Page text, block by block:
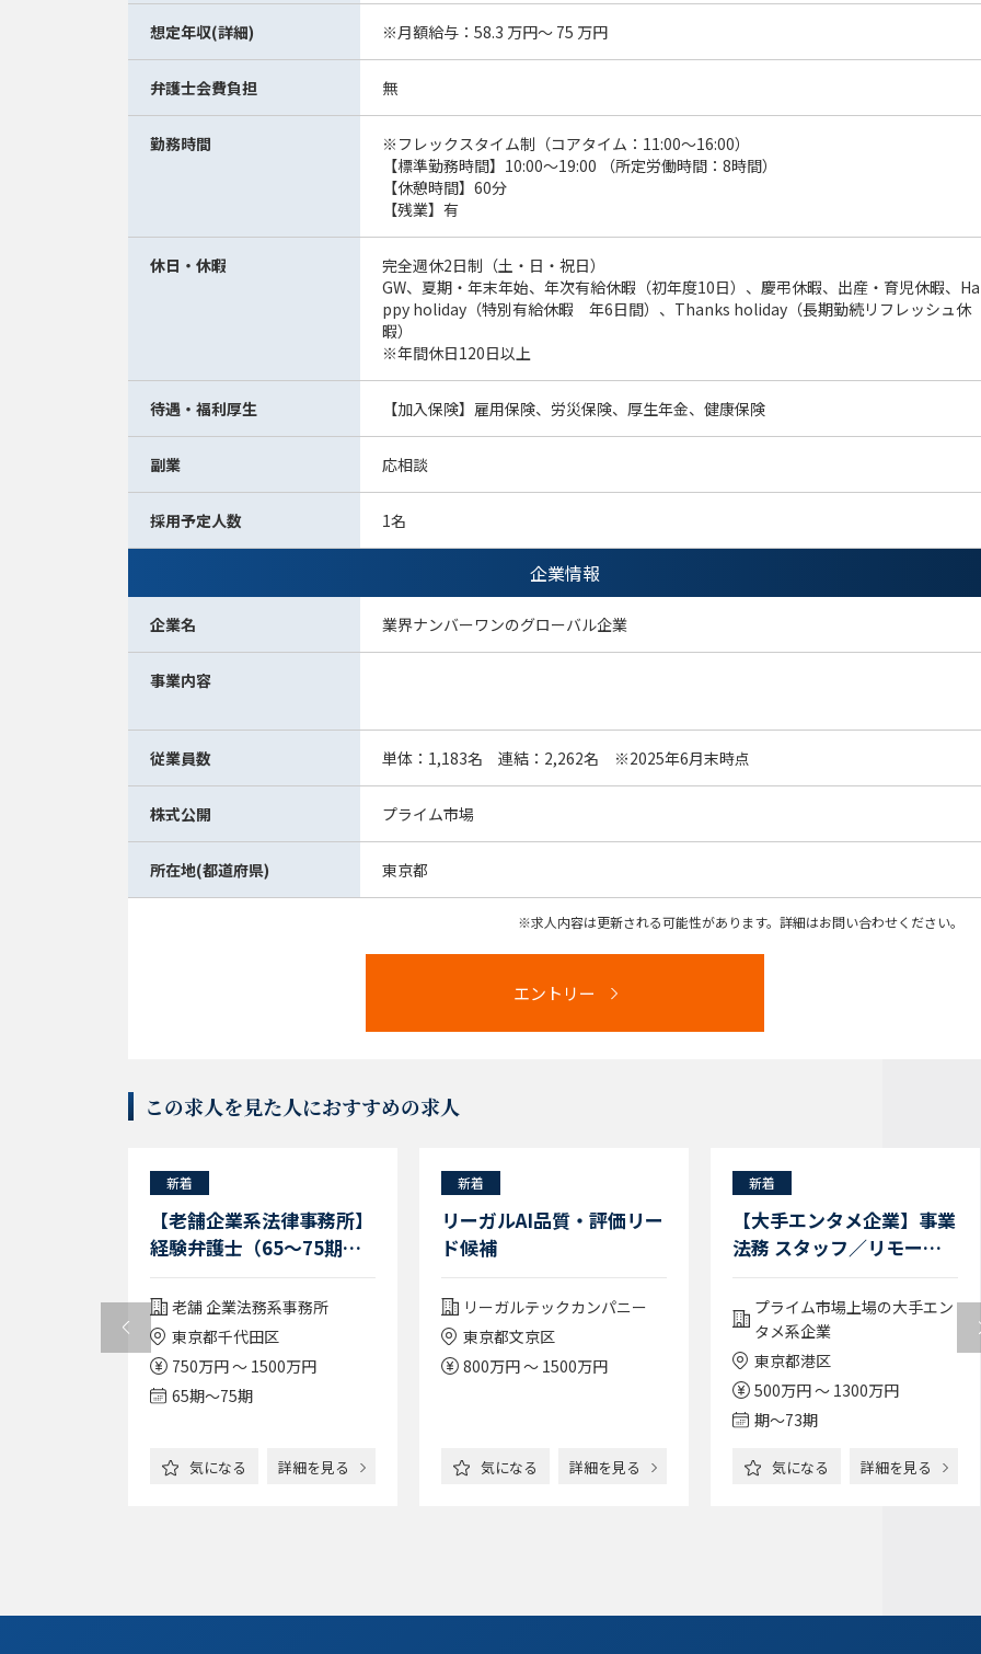
想定年収(詳細) ※月額給与：58.3 万円～ 75 万円
弁護士会費負担 無
勤務時間
※フレックスタイム制（コアタイム：11:00～16:00）
【標準勤務時間】10:00～19:00 （所定労働時間：8時間）
【休憩時間】60分
【残業】有
休日・休暇
完全週休2日制（土・日・祝日）
GW、夏期・年末年始、年次有給休暇（初年度10日）、慶弔休暇、出産・育児休暇、Ha
ppy holiday（特別有給休暇 年6日間）、Thanks holiday（長期勤続リフレッシュ休
暇）
※年間休日120日以上
待遇・福利厚生 【加入保険】雇用保険、労災保険、厚生年金、健康保険
副業 応相談
採用予定人数 1名
企業情報
企業名 業界ナンバーワンのグローバル企業
事業内容
従業員数 単体：1,183名 連結：2,262名 ※2025年6月末時点
株式公開 プライム市場
所在地(都道府県) 東京都
求人内容は更新される可能性があります。詳細はお問い合わせください。
エントリー
この求人を見た人におすすめの求人
新着
【老舗企業系法律事務所】
経験弁護士（65～75期）
ート週2～3／フレックス
／働きやすい環境◎
老舗 企業法務系事務所
東京都千代田区
750万円 ～ 1500万円
65期〜75期
気になる 詳細を見る
新着
リーガルAI品質・評価リー
ド候補
リーガルテックカンパニー
東京都文京区
800万円 ～ 1500万円
気になる 詳細を見る
新着
【大手エンタメ企業】事業
法務 スタッフ／リモート
プライム市場上場の大手エン
タメ系企業
東京都港区
500万円 ～ 1300万円
期〜73期
気になる 詳細を見る